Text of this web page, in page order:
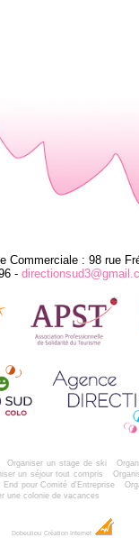
Commerciale : 98 rue
-
Organiser un stage de ski
un séjour tout compris
End pour Comité d'Entreprise
une colonie de vacances
Dobeuliou Création Internet